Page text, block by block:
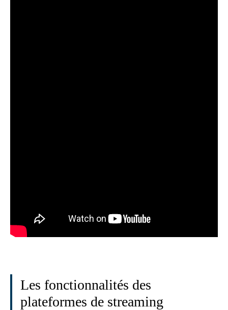
Les fonctionnalités des
plateformes de streaming